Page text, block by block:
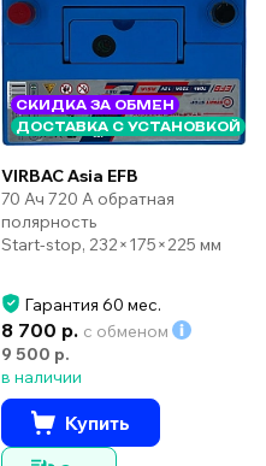
СКИДКА ЗА ОБМЕН
ДОСТАВКА С УСТАНОВКОЙ
VIRBAC Asia EFB
70 Ач 720 А обратная
полярность
Start-stop, 232×175×225 мм
Гарантия 60 мес.
8 700 р. с обменом
9 500 р.
в наличии
Купить